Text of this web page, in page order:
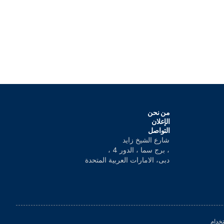
من نحن
الإعلان
التواصل
شارع الشيخ زايد
، برج سما ، الدور 4 ،
دبى، الامارات العربية المتحدة